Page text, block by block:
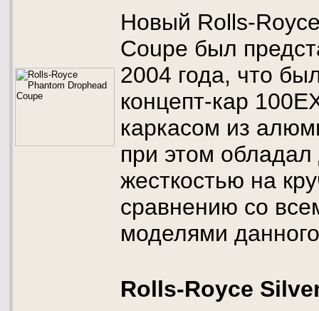
Новый Rolls-
Coupe был
2004 года, что
концепт-кар
каркасом из
при этом обладал
жесткостью на
сравнению со
моделями
Rolls-Royce